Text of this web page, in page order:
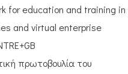
for education and training in
and virtual enterprise
πρωτοβουλία του